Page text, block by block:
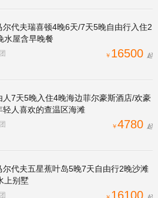
尔代夫瑞喜顿4晚6天/7天5晚自由行入住2
水屋含早晚餐
￥ 16500 起
人7天5晚入住4晚海边菲尔豪斯酒店/欢豪
轻人喜欢的查温区海滩
￥4780 起
尔代夫五星蕉叶岛5晚7天自由行2晚沙滩
上别墅
16100